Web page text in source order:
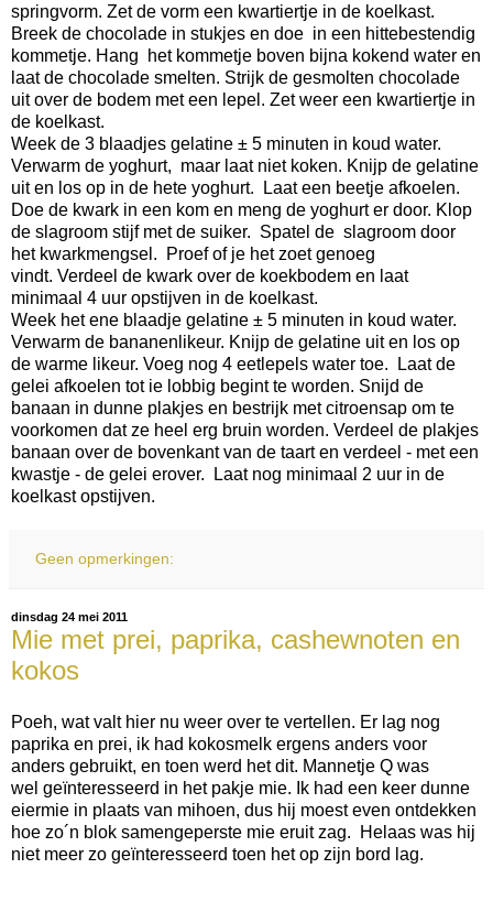
springvorm. Zet de vorm een kwartiertje in de koelkast.
Breek de chocolade in stukjes en doe in een hittebestendig
kommetje. Hang het kommetje boven bijna kokend water en
laat de chocolade smelten. Strijk de gesmolten chocolade
uit over de bodem met een lepel. Zet weer een kwartiertje in
de koelkast.
Week de 3 blaadjes gelatine ± 5 minuten in koud water.
Verwarm de yoghurt, maar laat niet koken. Knijp de gelatine
uit en los op in de hete yoghurt. Laat een beetje afkoelen.
Doe de kwark in een kom en meng de yoghurt er door. Klop
de slagroom stijf met de suiker. Spatel de slagroom door
het kwarkmengsel. Proef of je het zoet genoeg
vindt. Verdeel de kwark over de koekbodem en laat
minimaal 4 uur opstijven in de koelkast.
Week het ene blaadje gelatine ± 5 minuten in koud water.
Verwarm de bananenlikeur. Knijp de gelatine uit en los op
de warme likeur. Voeg nog 4 eetlepels water toe. Laat de
gelei afkoelen tot ie lobbig begint te worden. Snijd de
banaan in dunne plakjes en bestrijk met citroensap om te
voorkomen dat ze heel erg bruin worden. Verdeel de plakjes
banaan over de bovenkant van de taart en verdeel - met een
kwastje - de gelei erover. Laat nog minimaal 2 uur in de
koelkast opstijven.
Geen opmerkingen:
dinsdag 24 mei 2011
Mie met prei, paprika, cashewnoten en
kokos
Poeh, wat valt hier nu weer over te vertellen. Er lag nog
paprika en prei, ik had kokosmelk ergens anders voor
anders gebruikt, en toen werd het dit. Mannetje Q was
wel geïnteresseerd in het pakje mie. Ik had een keer dunne
eiermie in plaats van mihoen, dus hij moest even ontdekken
hoe zo´n blok samengeperste mie eruit zag. Helaas was hij
niet meer zo geïnteresseerd toen het op zijn bord lag.